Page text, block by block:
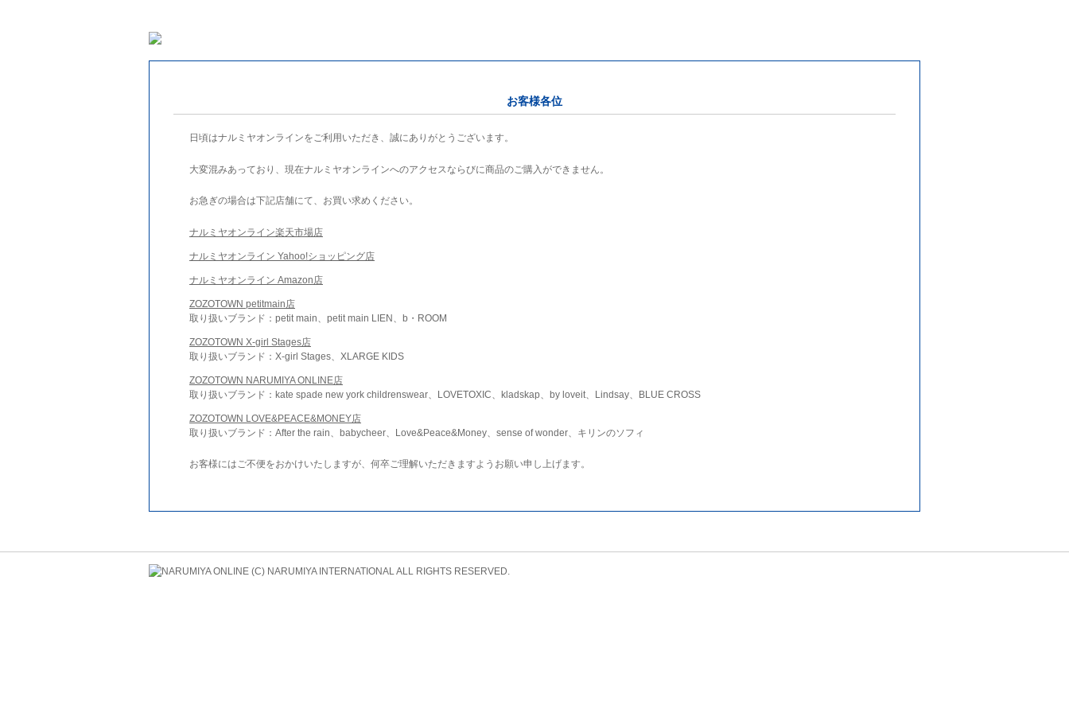
お客様各位
日頃はナルミヤオンラインをご利用いただき、誠にありがとうございます。
大変混みあっており、現在ナルミヤオンラインへのアクセスならびに商品のご購入ができません。
お急ぎの場合は下記店舗にて、お買い求めください。
ナルミヤオンライン楽天市場店
ナルミヤオンライン Yahoo!ショッピング店
ナルミヤオンライン Amazon店
ZOZOTOWN petitmain店
取り扱いブランド：petit main、petit main LIEN、b・ROOM
ZOZOTOWN X-girl Stages店
取り扱いブランド：X-girl Stages、XLARGE KIDS
ZOZOTOWN NARUMIYA ONLINE店
取り扱いブランド：kate spade new york childrenswear、LOVETOXIC、kladskap、by loveit、Lindsay、BLUE CROSS
ZOZOTOWN LOVE&PEACE&MONEY店
取り扱いブランド：After the rain、babycheer、Love&Peace&Money、sense of wonder、キリンのソフィ
お客様にはご不便をおかけいたしますが、何卒ご理解いただきますようお願い申し上げます。